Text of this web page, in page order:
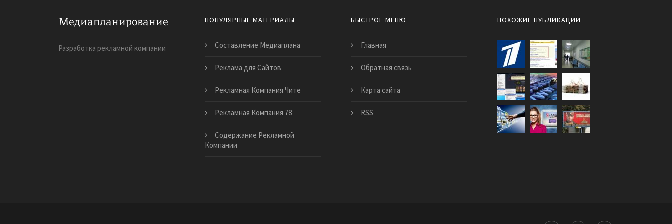
Разработка рекламной компании
ПОПУЛЯРНЫЕ МАТЕРИАЛЫ
Составление Медиаплана
Реклама для Сайтов
Рекламная Компания Чите
Рекламная Компания 78
Содержание Рекламной
Компании
БЫСТРОЕ МЕНЮ
Главная
Обратная связь
Карта сайта
RSS
ПОХОЖИЕ ПУБЛИКАЦИИ